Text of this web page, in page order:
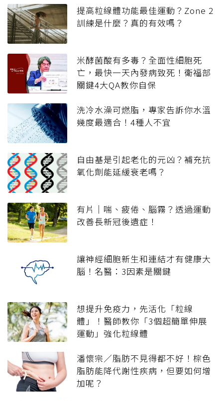
提高粒線體功能最佳運動？Zone 2
訓練是什麼？真的有效嗎？
米酵菌酸有多毒？全面性細胞死
亡，最快一天內發病致死！衛福部
關鍵4大QA教你自保
洗冷水澡可燃脂，專家告訴你水溫
幾度最適合！4種人不宜
自由基是引起老化的元凶？補充抗
氧化劑能延緩衰老嗎？
有片｜喘、疲倦、腦霧？透過運動
改善長新冠後遺症！
讓神經細胞新生和連結才有健康大
腦！名醫：3因素是關鍵
想提升免疫力，先活化「粒線
體」！醫師教你「3個超簡單伸展
運動」強化粒線體
潘懷宗／脂肪不見得都不好！棕色
脂肪能降代謝性疾病，但要如何增
加呢？